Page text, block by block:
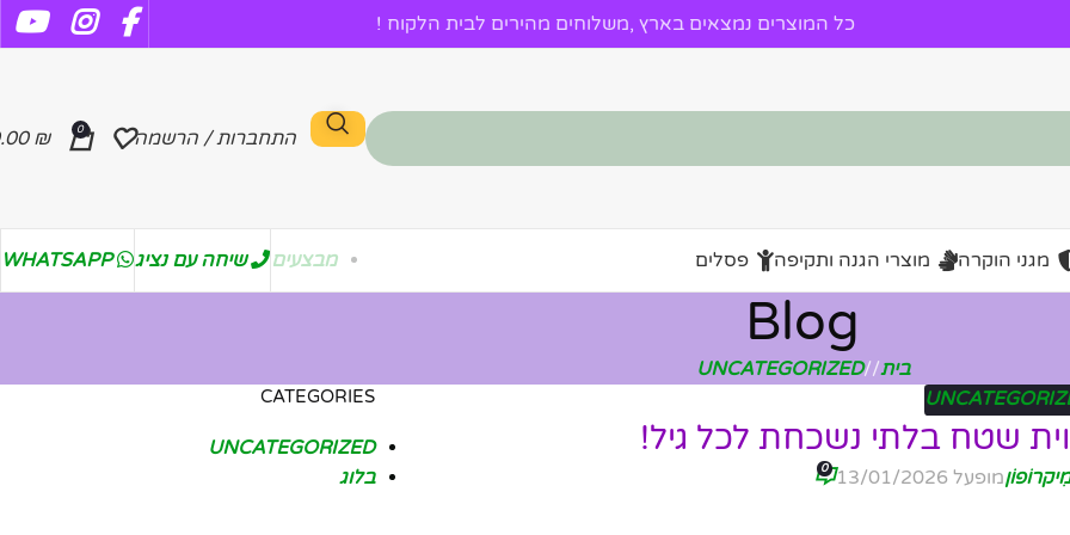
כל המוצרים נמצאים בארץ ,משלוחים מהירים לבית הלקוח !
התחברות / הרשמה 0
₪
מגני הוקרה מוצרי הגנה ותקיפה פסלים מבצעים שיחה עם נציג WHATSAPP
Blog
בית/
UNCATEGORIZED
מִיקרוֹפוֹןמופעל 13/01/2026 0
CATEGORIES
UNCATEGORIZED
בלוג